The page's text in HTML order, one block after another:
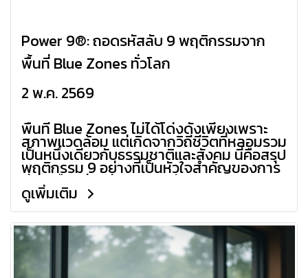
Power 9®: ถอดรหัสลับ 9 พฤติกรรมจาก
พื้นที่ Blue Zones ทั่วโลก
2 พ.ค. 2569
พื้นที่ Blue Zones ไม่ได้โด่งดังเพียงเพราะ
สภาพแวดล้อม แต่เกิดจากวิถีชีวิตที่หลอมรวม
เป็นหนึ่งเดียวกับธรรมชาติและสังคม นี่คือสรุป
พฤติกรรม 9 อย่างที่เป็นหัวใจสำคัญของการ
มีอายุยืนอย่างมีคุณภาพครับ
ดูเพิ่มเติม